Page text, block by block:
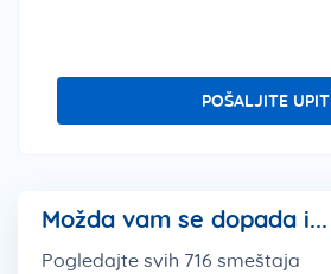
POŠALJITE UPIT
Možda vam se dopada i...
Pogledajte svih 716 smeštaja